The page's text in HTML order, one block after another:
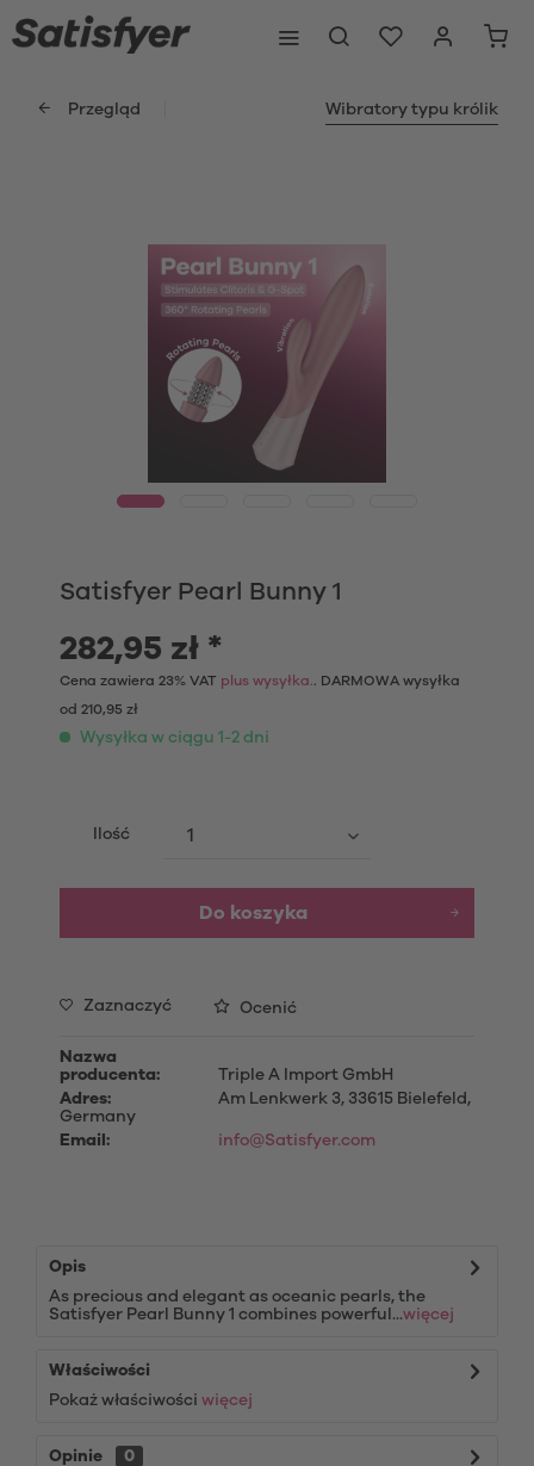
Przegląd Wibratory typu królik
Satisfyer Pearl Bunny 1
282,95 zł *
Cena zawiera 23% VAT plus wysyłka.. DARMOWA wysyłka
od 210,95 zł
Wysyłka w ciągu 1-2 dni
Ilość
Do koszyka
Zaznaczyć Ocenić
Nazwa
producenta:
Triple A Import GmbH
Adres:
Am Lenkwerk 3, 33615 Bielefeld,
Germany
Email:
info@Satisfyer.com
Opis
As precious and elegant as oceanic pearls, the
Satisfyer Pearl Bunny 1 combines powerful...więcej
Właściwości
Pokaż właściwości więcej
Opinie
0